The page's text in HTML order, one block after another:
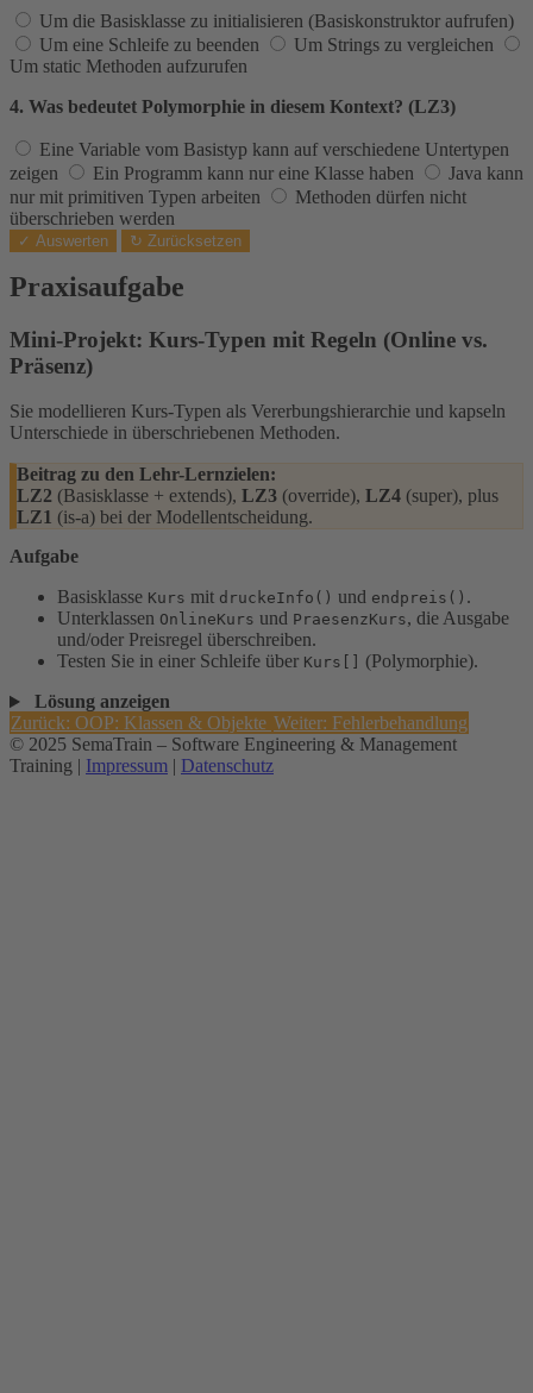
Um die Basisklasse zu initialisieren (Basiskonstruktor aufrufen)
Um eine Schleife zu beenden
Um Strings zu vergleichen
Um static Methoden aufzurufen
4. Was bedeutet Polymorphie in diesem Kontext? (LZ3)
Eine Variable vom Basistyp kann auf verschiedene Untertypen
zeigen
Ein Programm kann nur eine Klasse haben
Java kann
nur mit primitiven Typen arbeiten
Methoden dürfen nicht
überschrieben werden
✓ Auswerten ↻ Zurücksetzen
Praxisaufgabe
Mini-Projekt: Kurs-Typen mit Regeln (Online vs.
Präsenz)
Sie modellieren Kurs-Typen als Vererbungshierarchie und kapseln
Unterschiede in überschriebenen Methoden.
Beitrag zu den Lehr-Lernzielen:
LZ2 (Basisklasse + extends), LZ3 (override), LZ4 (super), plus
LZ1 (is-a) bei der Modellentscheidung.
Aufgabe
Basisklasse Kurs mit druckeInfo() und endpreis() .
Unterklassen OnlineKurs und PraesenzKurs, die Ausgabe
und/oder Preisregel überschreiben.
Testen Sie in einer Schleife über Kurs[]
(Polymorphie).
Lösung anzeigen
Zurück: OOP: Klassen & Objekte Weiter: Fehlerbehandlung
© 2025 SemaTrain – Software Engineering & Management
Training | Impressum | Datenschutz